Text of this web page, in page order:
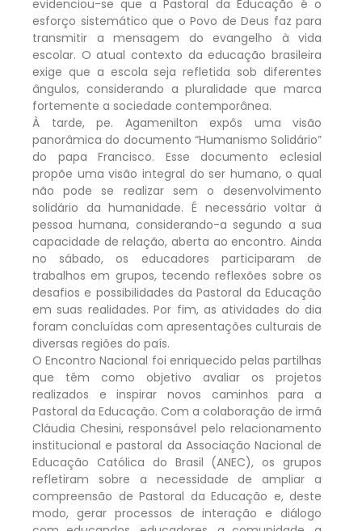
evidenciou-se que a Pastoral da Educação é o
esforço sistemático que o Povo de Deus faz para
transmitir a mensagem do evangelho à vida
escolar. O atual contexto da educação brasileira
exige que a escola seja refletida sob diferentes
ângulos, considerando a pluralidade que marca
fortemente a sociedade contemporânea.
À tarde, pe. Agamenilton expôs uma visão
panorâmica do documento “Humanismo Solidário”
do papa Francisco. Esse documento eclesial
propõe uma visão integral do ser humano, o qual
não pode se realizar sem o desenvolvimento
solidário da humanidade. É necessário voltar à
pessoa humana, considerando-a segundo a sua
capacidade de relação, aberta ao encontro. Ainda
no sábado, os educadores participaram de
trabalhos em grupos, tecendo reflexões sobre os
desafios e possibilidades da Pastoral da Educação
em suas realidades. Por fim, as atividades do dia
foram concluídas com apresentações culturais de
diversas regiões do país.
O Encontro Nacional foi enriquecido pelas partilhas
que têm como objetivo avaliar os projetos
realizados e inspirar novos caminhos para a
Pastoral da Educação. Com a colaboração de irmã
Cláudia Chesini, responsável pelo relacionamento
institucional e pastoral da Associação Nacional de
Educação Católica do Brasil (ANEC), os grupos
refletiram sobre a necessidade de ampliar a
compreensão de Pastoral da Educação e, deste
modo, gerar processos de interação e diálogo